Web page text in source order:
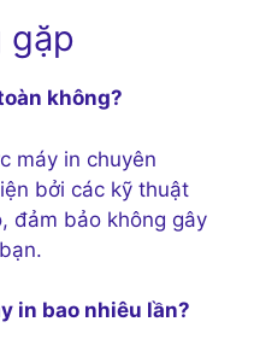
gặp
không?
máy in chuyên
bởi các kỹ thuật
đảm bảo không gây
in bao nhiêu lần?